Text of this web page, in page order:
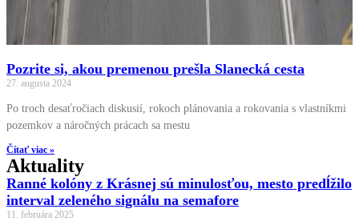
Pozrite si, akou premenou prešla Slanecká cesta
27. augusta 2024
Po troch desaťročiach diskusií, rokoch plánovania a rokovania s vlastníkmi
pozemkov a náročných prácach sa mestu
Čítať viac »
Aktuality
Ranné kolóny z Krásnej sú minulosťou, mesto predĺžilo
interval zeleného signálu na semafore
11. februára 2025